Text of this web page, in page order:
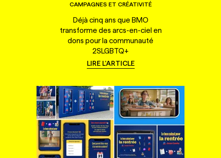
CAMPAGNES ET CRÉATIVITÉ
Déjà cinq ans que BMO
transforme des arcs-en-ciel en
dons pour la communauté
2SLGBTQ+
LIRE L'ARTICLE